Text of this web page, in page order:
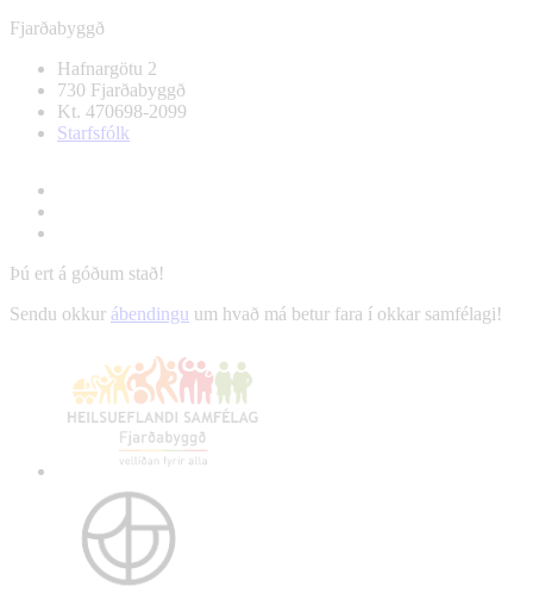
Fjarðabyggð
Hafnargötu 2
730 Fjarðabyggð
Kt. 470698-2099
Starfsfólk
Þú ert á góðum stað!
Sendu okkur ábendingu um hvað má betur fara í okkar samfélagi!